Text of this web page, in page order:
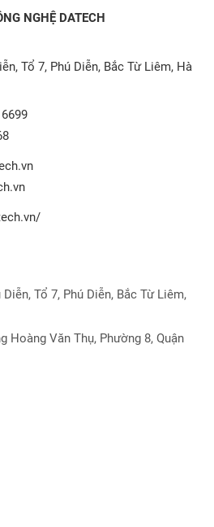
NGHỆ DATECH
Tổ 7, Phú Diễn, Bắc Từ Liêm, Hà
Tổ 7, Phú Diễn, Bắc Từ Liêm,
Hoàng Văn Thụ, Phường 8, Quận